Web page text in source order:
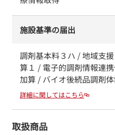
施設基準の届出
調剤基本料３ハ / 地域支
算１ / 電子的調剤情報連
加算 / バイオ後続品調剤
詳細に関してはこちら
取扱商品